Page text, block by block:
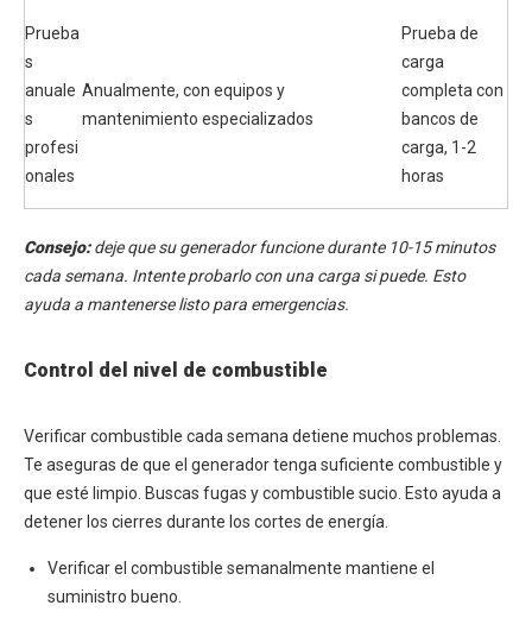
Prueba
s
anuale
s
profesi
onales
Anualmente, con equipos y
mantenimiento especializados
Prueba de
carga
completa con
bancos de
carga, 1-2
horas
Consejo:deje que su generador funcione durante 10-15 minutos
cada semana. Intente probarlo con una carga si puede. Esto
ayuda a mantenerse listo para emergencias.
Control del nivel de combustible
Verificar combustible cada semana detiene muchos problemas.
Te aseguras de que el generador tenga suficiente combustible y
que esté limpio. Buscas fugas y combustible sucio. Esto ayuda a
detener los cierres durante los cortes de energía.
Verificar el combustible semanalmente mantiene el
suministro bueno.